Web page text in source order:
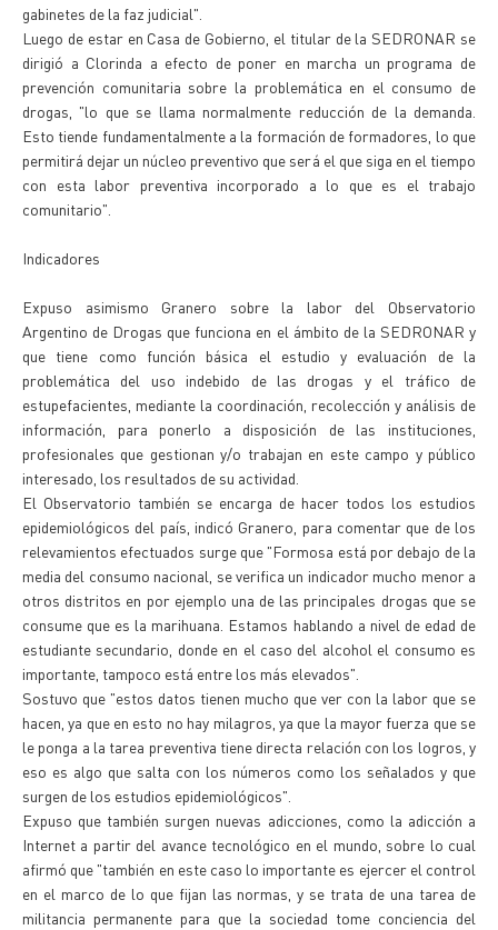
gabinetes de la faz judicial".
Luego de estar en Casa de Gobierno, el titular de la SEDRONAR se
dirigió a Clorinda a efecto de poner en marcha un programa de
prevención comunitaria sobre la problemática en el consumo de
drogas, "lo que se llama normalmente reducción de la demanda.
Esto tiende fundamentalmente a la formación de formadores, lo que
permitirá dejar un núcleo preventivo que será el que siga en el tiempo
con esta labor preventiva incorporado a lo que es el trabajo
comunitario".
Indicadores
Expuso asimismo Granero sobre la labor del Observatorio
Argentino de Drogas que funciona en el ámbito de la SEDRONAR y
que tiene como función básica el estudio y evaluación de la
problemática del uso indebido de las drogas y el tráfico de
estupefacientes, mediante la coordinación, recolección y análisis de
información, para ponerlo a disposición de las instituciones,
profesionales que gestionan y/o trabajan en este campo y público
interesado, los resultados de su actividad.
El Observatorio también se encarga de hacer todos los estudios
epidemiológicos del país, indicó Granero, para comentar que de los
relevamientos efectuados surge que "Formosa está por debajo de la
media del consumo nacional, se verifica un indicador mucho menor a
otros distritos en por ejemplo una de las principales drogas que se
consume que es la marihuana. Estamos hablando a nivel de edad de
estudiante secundario, donde en el caso del alcohol el consumo es
importante, tampoco está entre los más elevados".
Sostuvo que "estos datos tienen mucho que ver con la labor que se
hacen, ya que en esto no hay milagros, ya que la mayor fuerza que se
le ponga a la tarea preventiva tiene directa relación con los logros, y
eso es algo que salta con los números como los señalados y que
surgen de los estudios epidemiológicos".
Expuso que también surgen nuevas adicciones, como la adicción a
Internet a partir del avance tecnológico en el mundo, sobre lo cual
afirmó que "también en este caso lo importante es ejercer el control
en el marco de lo que fijan las normas, y se trata de una tarea de
militancia permanente para que la sociedad tome conciencia del